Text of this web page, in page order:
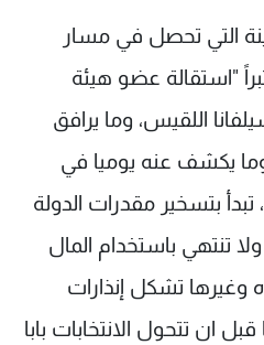
التي تحصل في مسار
"استقالة عضو هيئة
اللقيس، وما يرافق
يكشف عنه يوميا في
بتسخير مقدرات الدولة
تنتهي باستخدام المال
تشكل إنذارات
ان تتحول الانتخابات بابا